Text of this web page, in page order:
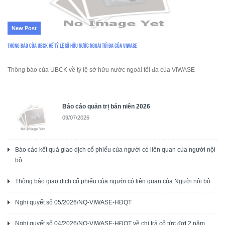
New Post
Thông báo của UBCK về tỷ lệ sở hữu nước ngoài tối đa của VIWASE
Thông báo của UBCK về tỷ lệ sở hữu nước ngoài tối đa của VIWASE
Báo cáo quản trị bán niên 2026
09/07/2026
Báo cáo kết quả giao dịch cổ phiếu của người có liên quan của người nội
bộ
Thông báo giao dịch cổ phiếu của người có liên quan của Người nội bộ
Nghị quyết số 05/2026/NQ-VIWASE-HĐQT
Nghị quyết số 04/2026/NQ-VIWASE-HĐQT về chi trả cổ tức đợt 2 năm